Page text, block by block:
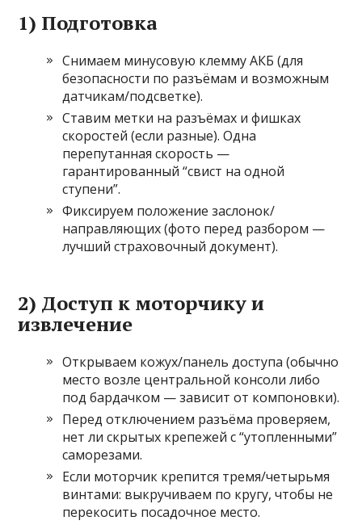
1) Подготовка
Снимаем минусовую клемму АКБ (для
безопасности по разъёмам и возможным
датчикам/подсветке).
Ставим метки на разъёмах и фишках
скоростей (если разные). Одна
перепутанная скорость —
гарантированный “свист на одной
ступени”.
Фиксируем положение заслонок/
направляющих (фото перед разбором —
лучший страховочный документ).
2) Доступ к моторчику и
извлечение
Открываем кожух/панель доступа (обычно
место возле центральной консоли либо
под бардачком — зависит от компоновки).
Перед отключением разъёма проверяем,
нет ли скрытых крепежей с “утопленными”
саморезами.
Если моторчик крепится тремя/четырьмя
винтами: выкручиваем по кругу, чтобы не
перекосить посадочное место.